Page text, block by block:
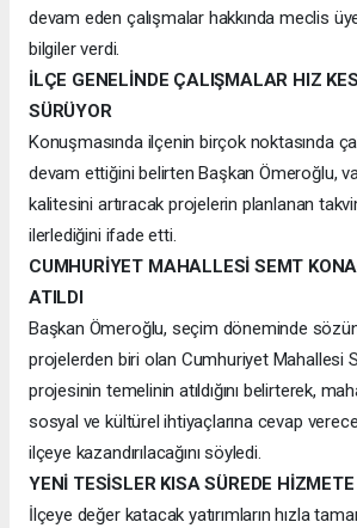
devam eden çalışmalar hakkında meclis
bilgiler verdi.
İLÇE GENELİNDE ÇALIŞMALAR HIZ
SÜRÜYOR
Konuşmasında ilçenin birçok noktasında
devam ettiğini belirten Başkan Ömeroğlu,
kalitesini artıracak projelerin planlanan
ilerlediğini ifade etti.
CUMHURİYET MAHALLESİ SEMT
ATILDI
Başkan Ömeroğlu, seçim döneminde
projelerden biri olan Cumhuriyet Mahallesi
projesinin temelinin atıldığını belirterek,
sosyal ve kültürel ihtiyaçlarına cevap
ilçeye kazandırılacağını söyledi.
YENİ TESİSLER KISA SÜREDE
İlçeye değer katacak yatırımların hızla